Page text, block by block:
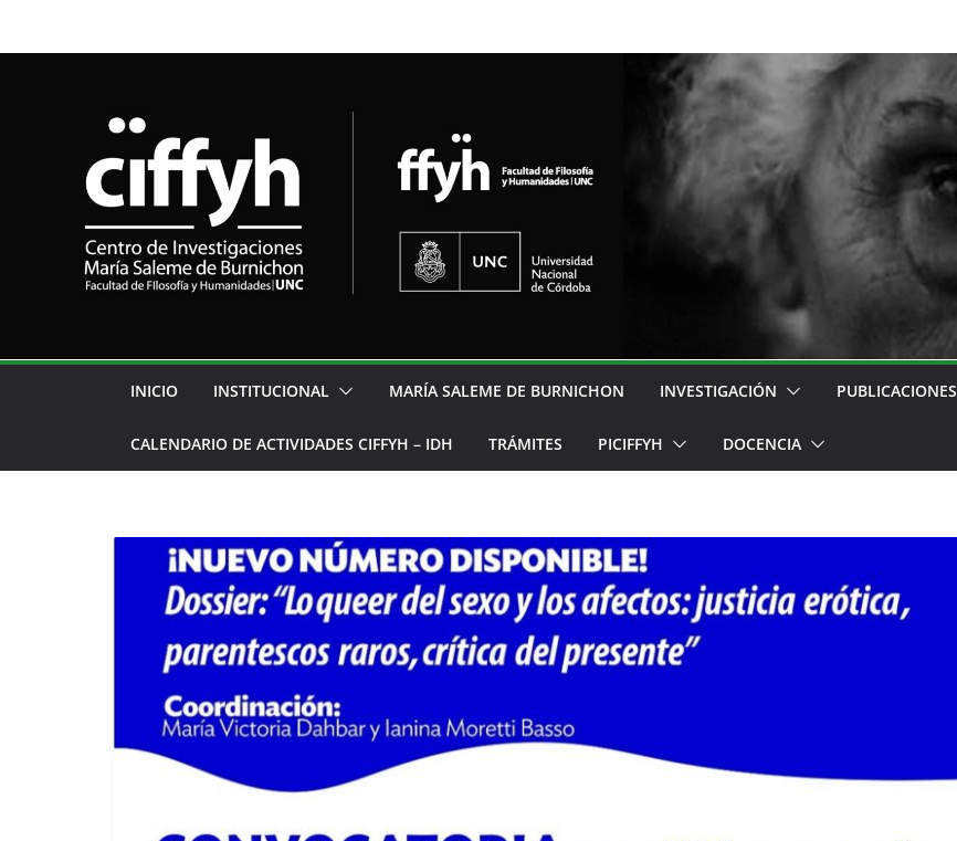
INICIO INSTITUCIONAL MARÍA SALEME DE BURNICHON INVESTIGACIÓN PUBLICACIONES
CALENDARIO DE ACTIVIDADES CIFFYH – IDH TRÁMITES PICIFFYH DOCENCIA